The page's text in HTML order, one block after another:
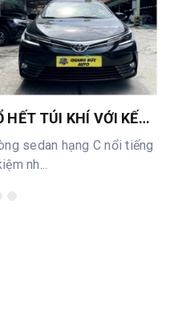
HẾT TÚI KHÍ VỚI KẾT
ĐỨC AUTO -
ALTIS 2017
sedan hạng C nổi tiếng
nh...